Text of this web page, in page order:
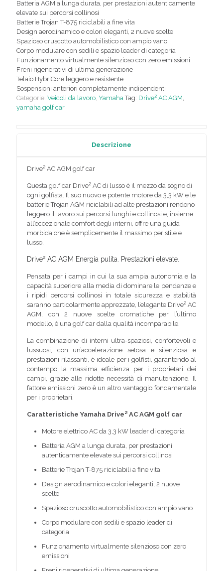
Batteria AGM a lunga durata, per prestazioni autenticamente
elevate sui percorsi collinosi
Batterie Trojan T-875 riciclabili a fine vita
Design aerodinamico e colori eleganti, 2 nuove scelte
Spazioso cruscotto automobilistico con ampio vano
Corpo modulare con sedili e spazio leader di categoria
Funzionamento virtualmente silenzioso con zero emissioni
Freni rigenerativi di ultima generazione
Telaio HybriCore leggero e resistente
Sospensioni anteriori completamente indipendenti
Categorie: Veicoli da lavoro Yamaha Tag: Drive² AC AGM
yamaha golf car
Descrizione
Drive² AC AGM golf car
Questa golf car Drive² AC di lusso è il mezzo da sogno di
ogni golfista. Il suo nuovo e potente motore da 3,3 kW e le
batterie Trojan AGM riciclabili ad alte prestazioni rendono
leggero il lavoro sui percorsi lunghi e collinosi e, insieme
all’eccezionale comfort degli interni, offre una guida
morbida che è semplicemente il massimo per stile e
lusso.
Drive² AC AGM Energia pulita. Prestazioni elevate.
Pensata per i campi in cui la sua ampia autonomia e la
capacità superiore alla media di dominare le pendenze e
i ripidi percorsi collinosi in totale sicurezza e stabilità
saranno particolarmente apprezzate, l’elegante Drive² AC
AGM, con 2 nuove scelte cromatiche per l’ultimo
modello, è una golf car dalla qualità incomparabile.
La combinazione di interni ultra-spaziosi, confortevoli e
lussuosi, con un’accelerazione setosa e silenziosa e
prestazioni rilassanti, è ideale per i golfisti, garantendo al
contempo la massima efficienza per i proprietari dei
campi, grazie alle ridotte necessità di manutenzione. Il
fattore emissioni zero è un altro vantaggio fondamentale
per i proprietari.
Caratteristiche Yamaha Drive² AC AGM golf car
Motore elettrico AC da 3,3 kW leader di categoria
Batteria AGM a lunga durata, per prestazioni
autenticamente elevate sui percorsi collinosi
Batterie Trojan T-875 riciclabili a fine vita
Design aerodinamico e colori eleganti, 2 nuove
scelte
Spazioso cruscotto automobilistico con ampio vano
Corpo modulare con sedili e spazio leader di
categoria
Funzionamento virtualmente silenzioso con zero
emissioni